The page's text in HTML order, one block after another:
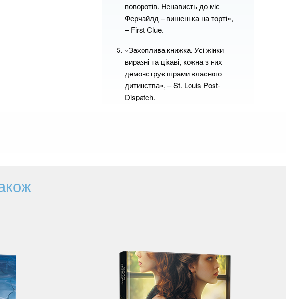
поворотів. Ненависть до міс
Ферчайлд – вишенька на торті»,
– First Clue.
«Захоплива книжка. Усі жінки
виразні та цікаві, кожна з них
демонструє шрами власного
дитинства», – St. Louis Post-
Dispatch.